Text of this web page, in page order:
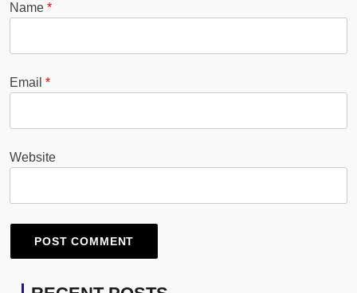
Name *
Email *
Website